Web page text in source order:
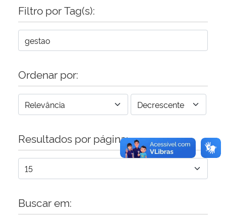
Ministério da Mulher, da Família e dos Direitos Humanos
Secretaria-Geral
Gabinete de Segurança Institucional
Banco Central do Brasil
Planalto
Filtro por Tag(s):
Ordenar por:
Resultados por página:
Buscar em: